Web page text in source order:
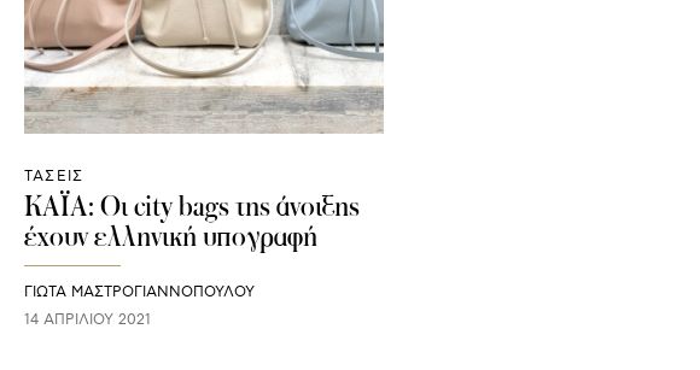
ΤΑΣΕΙΣ
ΚΑΪΑ: Οι city bags της άνοιξης
έχουν ελληνική υπογραφή
ΓΙΩΤΑ ΜΑΣΤΡΟΓΙΑΝΝΟΠΟΥΛΟΥ
14 ΑΠΡΙΛΊΟΥ 2021